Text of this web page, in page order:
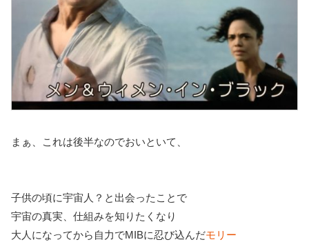
まぁ、これは後半なのでおいといて、
子供の頃に宇宙人？と出会ったことで
宇宙の真実、仕組みを知りたくなり
大人になってから自力でMIBに忍び込んだモリー